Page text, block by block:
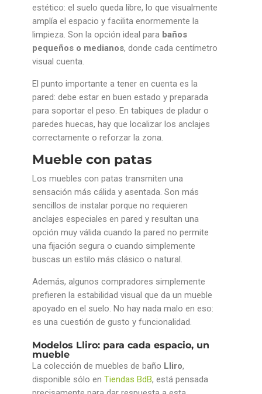
estético: el suelo queda libre, lo que visualmente
amplía el espacio y facilita enormemente la
limpieza. Son la opción ideal para baños
pequeños o medianos, donde cada centímetro
visual cuenta.
El punto importante a tener en cuenta es la
pared: debe estar en buen estado y preparada
para soportar el peso. En tabiques de pladur o
paredes huecas, hay que localizar los anclajes
correctamente o reforzar la zona.
Mueble con patas
Los muebles con patas transmiten una
sensación más cálida y asentada. Son más
sencillos de instalar porque no requieren
anclajes especiales en pared y resultan una
opción muy válida cuando la pared no permite
una fijación segura o cuando simplemente
buscas un estilo más clásico o natural.
Además, algunos compradores simplemente
prefieren la estabilidad visual que da un mueble
apoyado en el suelo. No hay nada malo en eso:
es una cuestión de gusto y funcionalidad.
Modelos Lliro: para cada espacio, un
mueble
La colección de muebles de baño Lliro,
disponible sólo en Tiendas BdB, está pensada